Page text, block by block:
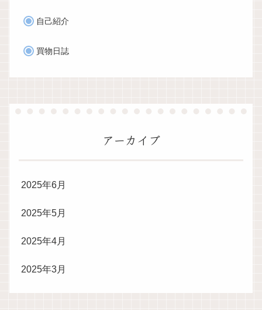
自己紹介
買物日誌
アーカイブ
2025年6月
2025年5月
2025年4月
2025年3月